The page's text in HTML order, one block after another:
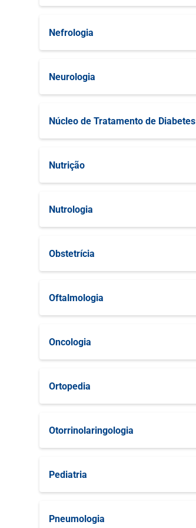
Neurocirurgia de Coluna
Neurocirurgia Oncológica
Reprodução Humana
Nefrologia
Neurologia
Neurologia Geral
Neurologia Para Esclerose Múltipla
Neurologia Vascular
Núcleo de Tratamento de Diabetes
Nutrição
Nutrologia
Obstetrícia
Obstetrícia Clínica
Oftalmologia
Oftalmologia Para Estrabismo
Oftalmologia Para Pterígio
Oncologia
Ortopedia
Ortopedia de Cotovelo
Ortopedia de Mão
Otorrinolaringologia
Pediatria
Pneumologia